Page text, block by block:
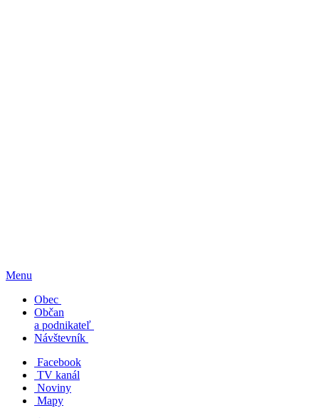
Menu
Obec
Občan
a podnikateľ
Návštevník
Facebook
TV kanál
Noviny
Mapy